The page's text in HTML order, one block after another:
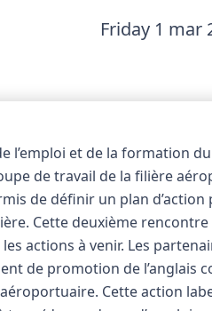
Friday 1
l’emploi et de la formation
de travail de la filière
de définir un plan
Cette deuxième
actions à venir. Les
de promotion de l’anglais
Cette action